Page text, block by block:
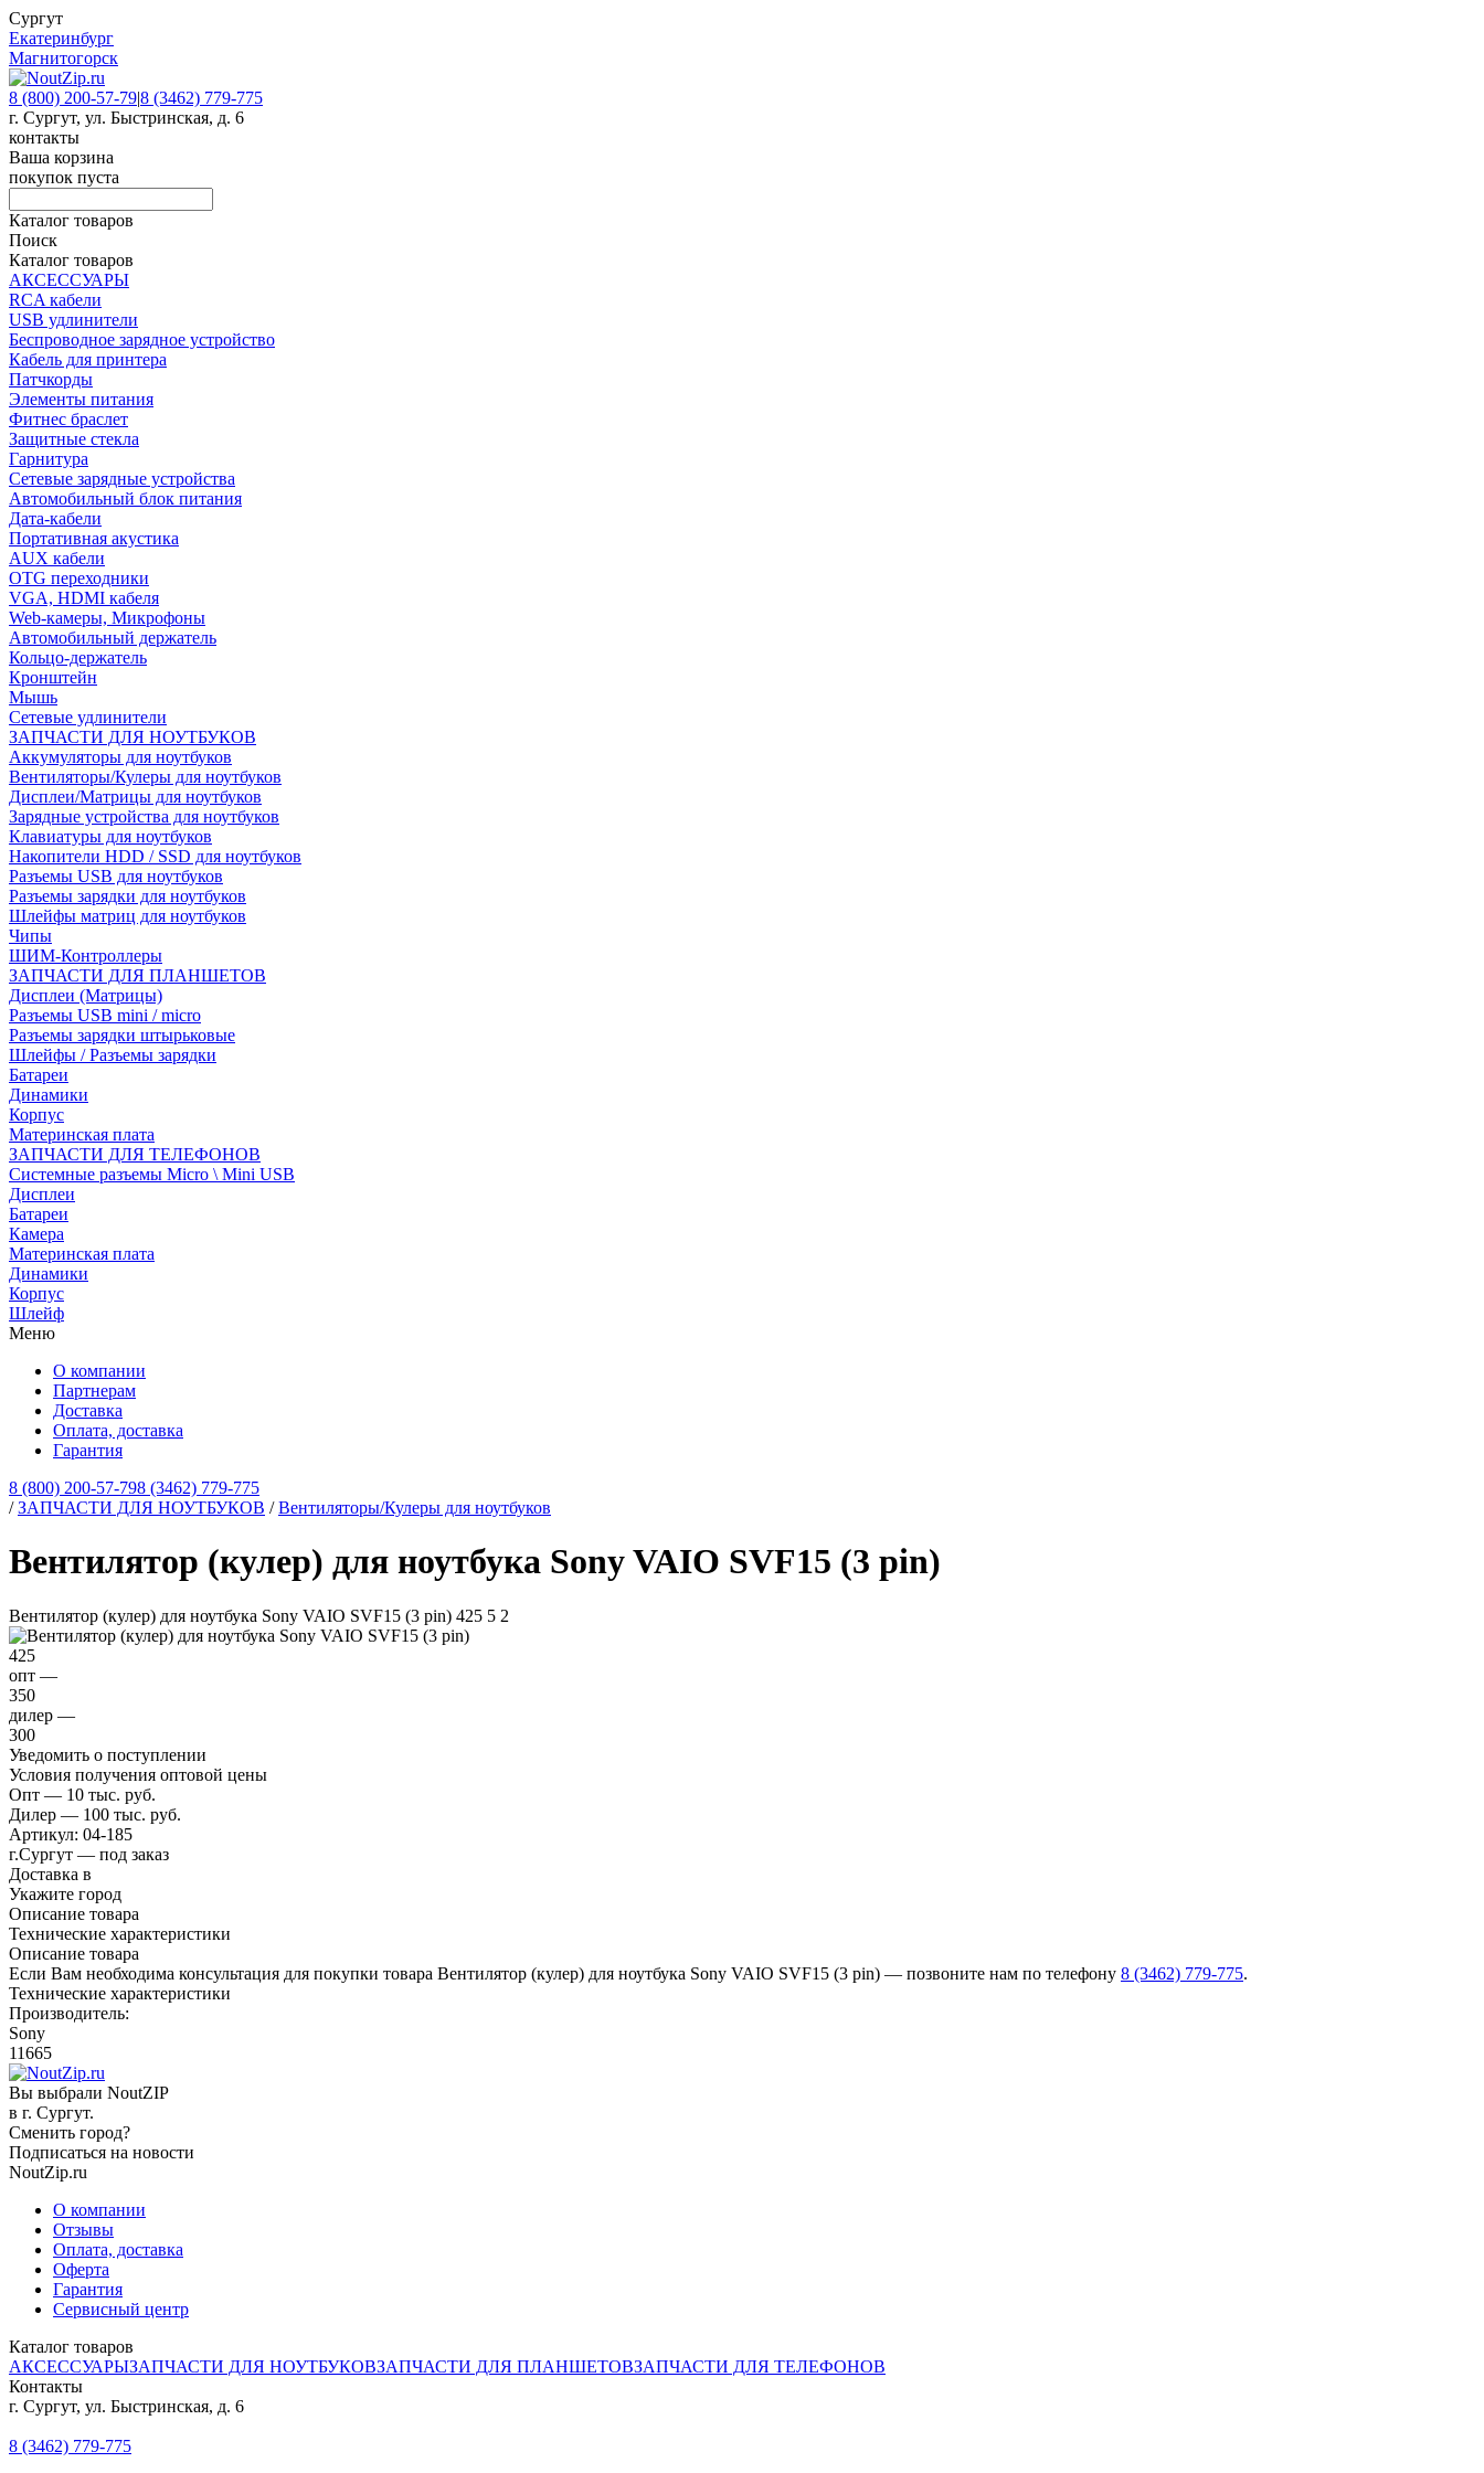
Сургут
Екатеринбург
Магнитогорск
8 (800) 200-57-79|8 (3462) 779-775
г. Сургут, ул. Быстринская, д. 6
контакты
Ваша корзина
покупок пуста
Каталог товаров
Поиск
Каталог товаров
АКСЕССУАРЫ
RCA кабели
USB удлинители
Беспроводное зарядное устройство
Кабель для принтера
Патчкорды
Элементы питания
Фитнес браслет
Защитные стекла
Гарнитура
Сетевые зарядные устройства
Автомобильный блок питания
Дата-кабели
Портативная акустика
AUX кабели
OTG переходники
VGA, HDMI кабеля
Web-камеры, Микрофоны
Автомобильный держатель
Кольцо-держатель
Кронштейн
Мышь
Сетевые удлинители
ЗАПЧАСТИ ДЛЯ НОУТБУКОВ
Аккумуляторы для ноутбуков
Вентиляторы/Кулеры для ноутбуков
Дисплеи/Матрицы для ноутбуков
Зарядные устройства для ноутбуков
Клавиатуры для ноутбуков
Накопители HDD / SSD для ноутбуков
Разъемы USB для ноутбуков
Разъемы зарядки для ноутбуков
Шлейфы матриц для ноутбуков
Чипы
ШИМ-Контроллеры
ЗАПЧАСТИ ДЛЯ ПЛАНШЕТОВ
Дисплеи (Матрицы)
Разъемы USB mini / micro
Разъемы зарядки штырьковые
Шлейфы / Разъемы зарядки
Батареи
Динамики
Корпус
Материнская плата
ЗАПЧАСТИ ДЛЯ ТЕЛЕФОНОВ
Системные разъемы Micro \ Mini USB
Дисплеи
Батареи
Камера
Материнская плата
Динамики
Корпус
Шлейф
Меню
О компании
Партнерам
Доставка
Оплата, доставка
Гарантия
8 (800) 200-57-798 (3462) 779-775
/ЗАПЧАСТИ ДЛЯ НОУТБУКОВ /Вентиляторы/Кулеры для ноутбуков
Вентилятор (кулер) для ноутбука Sony VAIO SVF15 (3 pin)
Вентилятор (кулер) для ноутбука Sony VAIO SVF15 (3 pin) 425 5 2
425
опт —
350
дилер —
300
Уведомить о поступлении
Условия получения оптовой цены
Опт — 10 тыс. руб.
Дилер — 100 тыс. руб.
Артикул: 04-185
г.Сургут — под заказ
Доставка в
Укажите город
Описание товара
Технические характеристики
Описание товара
Если Вам необходима консультация для покупки товара Вентилятор (кулер) для ноутбука Sony VAIO SVF15 (3 pin) — позвоните нам по телефону 8 (3462) 779-775.
Технические характеристики
Производитель:
Sony
11665
Вы выбрали NoutZIP
в г. Сургут.
Сменить город?
Подписаться на новости
NoutZip.ru
О компании
Отзывы
Оплата, доставка
Оферта
Гарантия
Сервисный центр
Каталог товаров
АКСЕССУАРЫЗАПЧАСТИ ДЛЯ НОУТБУКОВЗАПЧАСТИ ДЛЯ ПЛАНШЕТОВЗАПЧАСТИ ДЛЯ ТЕЛЕФОНОВ
Контакты
г. Сургут, ул. Быстринская, д. 6
8 (3462) 779-775